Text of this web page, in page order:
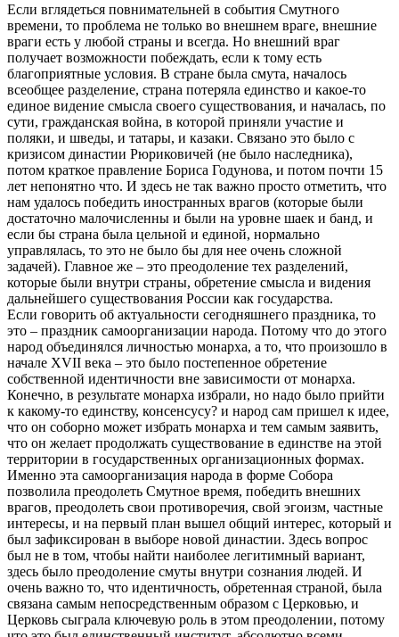
Если вглядеться повнимательней в события Смутного
времени, то проблема не только во внешнем враге, внешние
враги есть у любой страны и всегда. Но внешний враг
получает возможности побеждать, если к тому есть
благоприятные условия. В стране была смута, началось
всеобщее разделение, страна потеряла единство и какое-то
единое видение смысла своего существования, и началась, по
сути, гражданская война, в которой приняли участие и
поляки, и шведы, и татары, и казаки. Связано это было с
кризисом династии Рюриковичей (не было наследника),
потом краткое правление Бориса Годунова, и потом почти 15
лет непонятно что. И здесь не так важно просто отметить, что
нам удалось победить иностранных врагов (которые были
достаточно малочисленны и были на уровне шаек и банд, и
если бы страна была цельной и единой, нормально
управлялась, то это не было бы для нее очень сложной
задачей). Главное же – это преодоление тех разделений,
которые были внутри страны, обретение смысла и видения
дальнейшего существования России как государства.
Если говорить об актуальности сегодняшнего праздника, то
это – праздник самоорганизации народа. Потому что до этого
народ объединялся личностью монарха, а то, что произошло в
начале XVII века – это было постепенное обретение
собственной идентичности вне зависимости от монарха.
Конечно, в результате монарха избрали, но надо было прийти
к какому-то единству, консенсусу? и народ сам пришел к идее,
что он соборно может избрать монарха и тем самым заявить,
что он желает продолжать существование в единстве на этой
территории в государственных организационных формах.
Именно эта самоорганизация народа в форме Собора
позволила преодолеть Смутное время, победить внешних
врагов, преодолеть свои противоречия, свой эгоизм, частные
интересы, и на первый план вышел общий интерес, который и
был зафиксирован в выборе новой династии. Здесь вопрос
был не в том, чтобы найти наиболее легитимный вариант,
здесь было преодоление смуты внутри сознания людей. И
очень важно то, что идентичность, обретенная страной, была
связана самым непосредственным образом с Церковью, и
Церковь сыграла ключевую роль в этом преодолении, потому